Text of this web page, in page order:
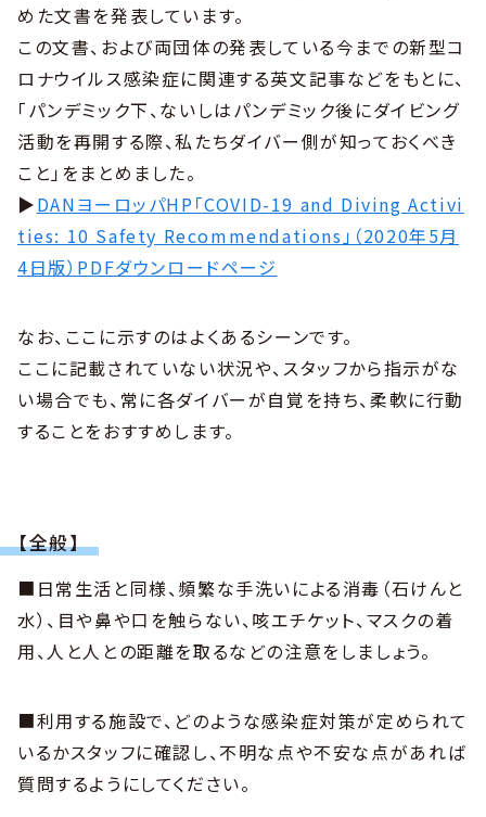
めた文書を発表しています。
この文書、および両団体の発表している今までの新型コ
ロナウイルス感染症に関連する英文記事などをもとに、
「パンデミック下、ないしはパンデミック後にダイビング
活動を再開する際、私たちダイバー側が知っておくべき
こと」をまとめました。
▶DANヨーロッパHP「COVID-19 and Diving Activi
ties: 10 Safety Recommendations」（2020年5月
4日版）PDFダウンロードページ
なお、ここに示すのはよくあるシーンです。
ここに記載されていない状況や、スタッフから指示がな
い場合でも、常に各ダイバーが自覚を持ち、柔軟に行動
することをおすすめします。
【全般】
■日常生活と同様、頻繁な手洗いによる消毒（石けんと
水）、目や鼻や口を触らない、咳エチケット、マスクの着
用、人と人との距離を取るなどの注意をしましょう。
■利用する施設で、どのような感染症対策が定められて
いるかスタッフに確認し、不明な点や不安な点があれば
質問するようにしてください。